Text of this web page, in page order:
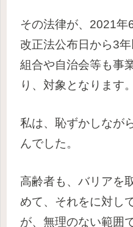
その法律が、2021年
改正法公布日から3
組合や自治会等も事
り、対象となります。
私は、恥ずかしなが
んでした。
高齢者も、バリアを
めて、それをに対し
が、無理のない範囲